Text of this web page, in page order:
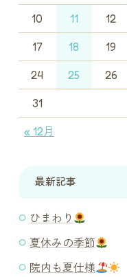
10 11 12
17 18 19
24 25 26
31
« 12月
最新記事
ひまわり
夏休みの季節
院内も夏仕様